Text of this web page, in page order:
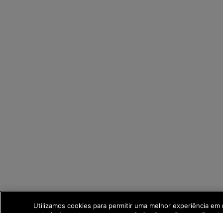
Utilizamos cookies para permitir uma melhor experiência